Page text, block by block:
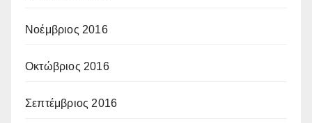
Νοέμβριος 2016
Οκτώβριος 2016
Σεπτέμβριος 2016